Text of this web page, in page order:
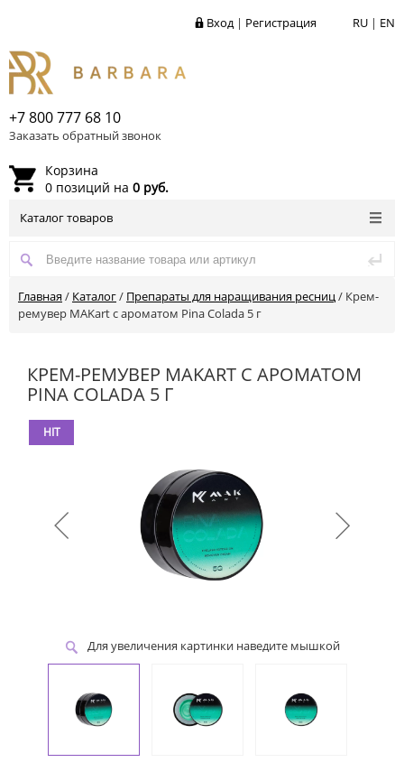
RU | EN
Вход| Регистрация
+7 800 777 68 10
Заказать обратный звонок
Корзина
0 позиций на 0 руб.
Каталог товаров
Главная / Каталог/ Препараты для наращивания ресниц/ Крем-
ремувер MAKart с ароматом Pina Colada 5 г
КРЕМ-РЕМУВЕР MAKART С АРОМАТОМ
PINA COLADA 5 Г
HIT
Для увеличения картинки наведите мышкой